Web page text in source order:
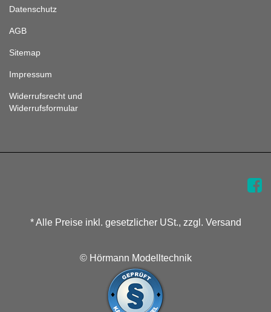
Datenschutz
AGB
Sitemap
Impressum
Widerrufsrecht und
Widerrufsformular
* Alle Preise inkl. gesetzlicher USt., zzgl. Versand
© Hörmann Modelltechnik